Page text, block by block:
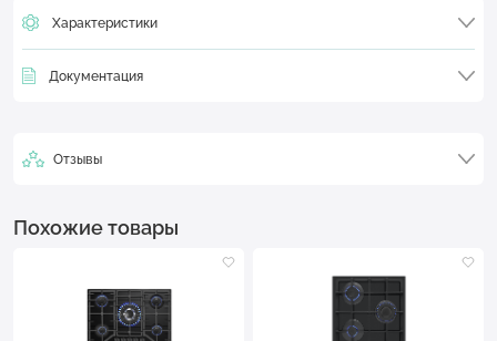
Характеристики
Документация
Отзывы
Похожие товары